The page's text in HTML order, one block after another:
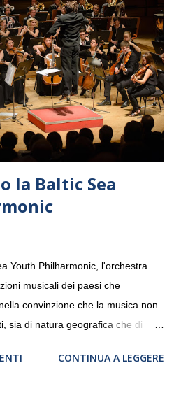
la Baltic Sea
Youth Philharmonic, l'orchestra
musicali dei paesi che
convinzione che la musica non
sia di natura geografica che di
Heiden, in Germania, e toccherà, in
CONTINUA A LEGGERE